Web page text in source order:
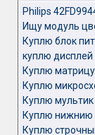
Philips
Ищу модуль
Куплю блок
куплю дисплей
Куплю
Куплю
Куплю
Куплю нижнию
Куплю